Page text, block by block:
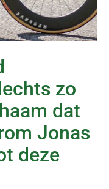
zo
dat
Jonas
deze